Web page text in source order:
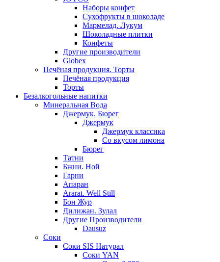
Наборы конфет
Сухофрукты в шоколаде
Мармелад. Лукум
Шоколадные плитки
Конфеты
Другие производители
Globex
Печёная продукция. Торты
Печёная продукция
Торты
Безалкогольные напитки
Минеральная Вода
Джермук. Бюрег
Джермук
Джермук классика
Со вкусом лимона
Бюрег
Татни
Бжни. Ной
Гарни
Апаран
Ararat. Well Still
Бон Жур
Дилижан. Зулал
Другие Производители
Dausuz
Соки
Соки SIS Натурал
Соки YAN